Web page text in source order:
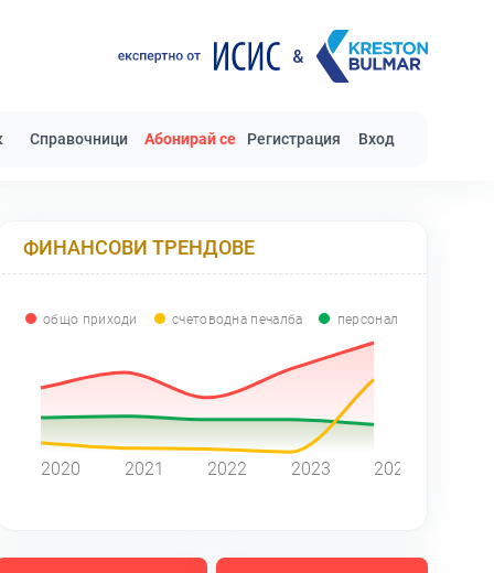
Справочници Абонирай се Регистрация Вход
ФИНАНСОВИ ТРЕНДОВЕ
общо приходи счетоводна печалба персонал
2020 2021 2022 2023 2024